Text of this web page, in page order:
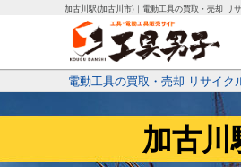
加古川駅(加古川市)｜電動工具の買取・売却 リ
電動工具の買取・売却 リサイク
加古